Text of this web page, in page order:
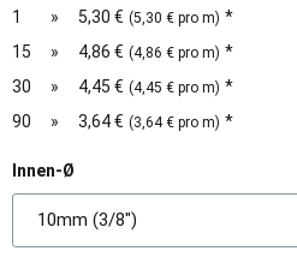
1
» 5,30 € (5,30 € pro m) *
15
» 4,86 € (4,86 € pro m) *
30
» 4,45 € (4,45 € pro m) *
90
» 3,64 € (3,64 € pro m) *
Innen-Ø
10mm (3/8")